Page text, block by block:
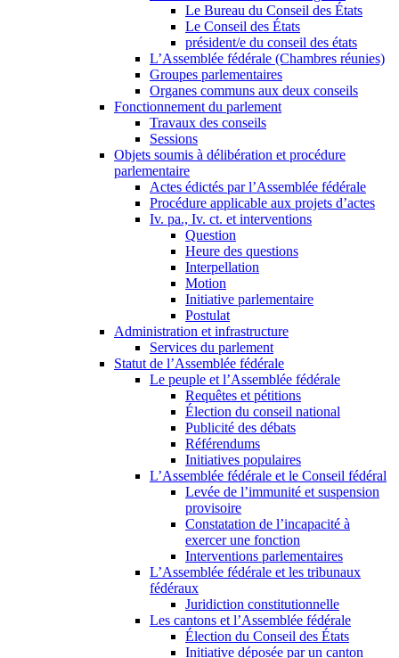
Le Bureau du Conseil des États
Le Conseil des États
président/e du conseil des états
L’Assemblée fédérale (Chambres réunies)
Groupes parlementaires
Organes communs aux deux conseils
Fonctionnement du parlement
Travaux des conseils
Sessions
Objets soumis à délibération et procédure
parlementaire
Actes édictés par l’Assemblée fédérale
Procédure applicable aux projets d’actes
Iv. pa., Iv. ct. et interventions
Question
Heure des questions
Interpellation
Motion
Initiative parlementaire
Postulat
Administration et infrastructure
Services du parlement
Statut de l’Assemblée fédérale
Le peuple et l’Assemblée fédérale
Requêtes et pétitions
Élection du conseil national
Publicité des débats
Référendums
Initiatives populaires
L’Assemblée fédérale et le Conseil fédéral
Levée de l’immunité et suspension
provisoire
Constatation de l’incapacité à
exercer une fonction
Interventions parlementaires
L’Assemblée fédérale et les tribunaux
fédéraux
Juridiction constitutionnelle
Les cantons et l’Assemblée fédérale
Élection du Conseil des États
Initiative déposée par un canton